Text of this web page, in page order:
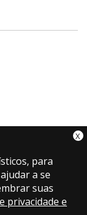
X
para
a se
suas
privacidade e